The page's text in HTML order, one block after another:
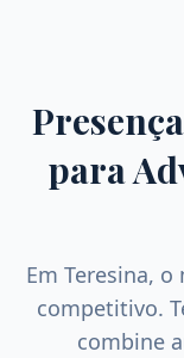
para
Em Teresina, o
competitivo.
combine